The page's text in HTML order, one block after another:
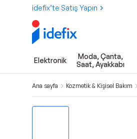
idefix’te Satış Yapın
Elektronik
Moda, Çanta,
Saat, Ayakkabı
Ana sayfa Kozmetik & Kişisel Bakım